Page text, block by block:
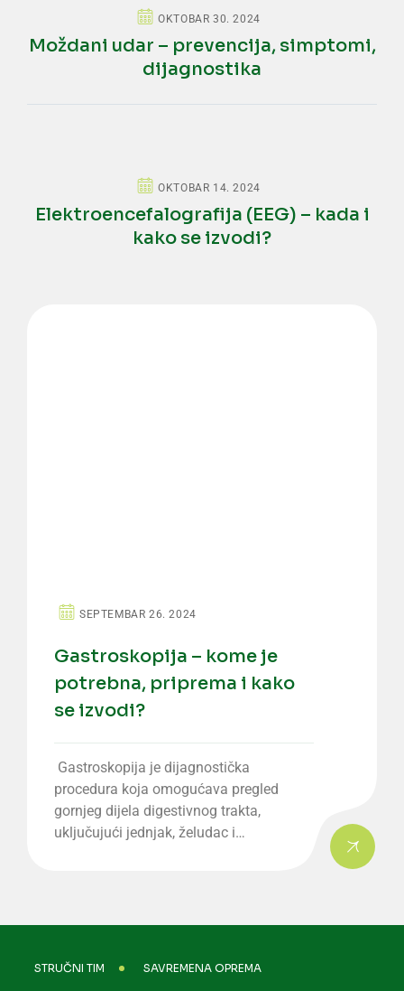
OKTOBAR 30. 2024
Moždani udar – prevencija, simptomi,
dijagnostika
OKTOBAR 14. 2024
Elektroencefalografija (EEG) – kada i
kako se izvodi?
SEPTEMBAR 26. 2024
Gastroskopija – kome je
potrebna, priprema i kako
se izvodi?
Gastroskopija je dijagnostička
procedura koja omogućava pregled
gornjeg dijela digestivnog trakta,
uključujući jednjak, želudac i…
STRUČNI TIM SAVREMENA OPREMA